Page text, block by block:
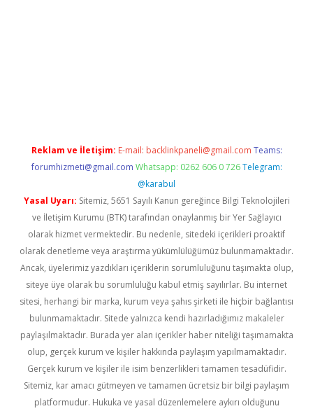
Reklam ve İletişim: E-mail: backlinkpaneli@gmail.com Teams:
forumhizmeti@gmail.com Whatsapp: 0262 606 0 726 Telegram:
@karabul
Yasal Uyarı: Sitemiz, 5651 Sayılı Kanun gereğince Bilgi Teknolojileri
ve İletişim Kurumu (BTK) tarafından onaylanmış bir Yer Sağlayıcı
olarak hizmet vermektedir. Bu nedenle, sitedeki içerikleri proaktif
olarak denetleme veya araştırma yükümlülüğümüz bulunmamaktadır.
Ancak, üyelerimiz yazdıkları içeriklerin sorumluluğunu taşımakta olup,
siteye üye olarak bu sorumluluğu kabul etmiş sayılırlar. Bu internet
sitesi, herhangi bir marka, kurum veya şahıs şirketi ile hiçbir bağlantısı
bulunmamaktadır. Sitede yalnızca kendi hazırladığımız makaleler
paylaşılmaktadır. Burada yer alan içerikler haber niteliği taşımamakta
olup, gerçek kurum ve kişiler hakkında paylaşım yapılmamaktadır.
Gerçek kurum ve kişiler ile isim benzerlikleri tamamen tesadüfidir.
Sitemiz, kar amacı gütmeyen ve tamamen ücretsiz bir bilgi paylaşım
platformudur. Hukuka ve yasal düzenlemelere aykırı olduğunu